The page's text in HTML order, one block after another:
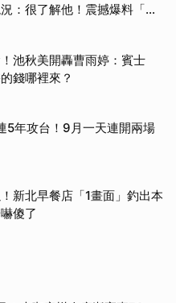
況：很了解他！震撼爆料「恐
池秋美開轟曹雨婷：賓士
錢哪裡來？
5年攻台！9月一天連開兩場
新北早餐店「1畫面」釣出本
傻了